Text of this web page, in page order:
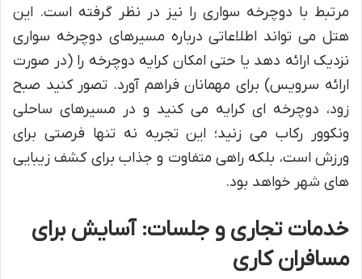
مرتبط با دوچرخه سواری را نیز در نظر گرفته است. این
هتل می تواند اطلاعاتی درباره مسیرهای دوچرخه سواری
نزدیک ارائه دهد یا حتی امکان کرایه دوچرخه را (در صورت
ارائه سرویس) برای مهمانان فراهم آورد. تصور کنید صبح
زود، دوچرخه ای کرایه می کنید و در مسیرهای ساحلی
ونکوور رکاب می زنید؛ این تجربه نه تنها فرصتی برای
ورزش است، بلکه راهی متفاوت و جذاب برای کشف زیبایی
های شهر خواهد بود.
خدمات تجاری و جلسات: آسایش برای
مسافران کاری